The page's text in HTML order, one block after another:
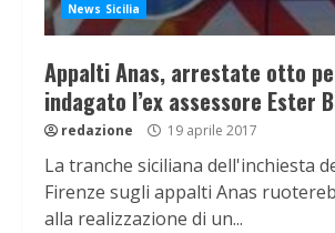
News Sicilia
Appalti Anas, arrestate otto
indagato l’ex assessore Ester
redazione 19 aprile 2017
La tranche siciliana dell'inchiesta
Firenze sugli appalti Anas
alla realizzazione di un...